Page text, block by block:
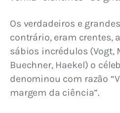
Os verdadeiros e
contrário, eram crentes,
sábios incrédulos (Vogt,
Buechner, Haekel) o
denominou com razão
margem da ciência”.